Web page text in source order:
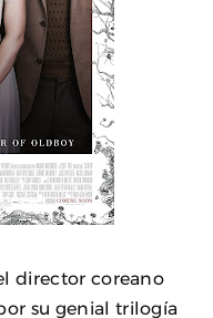
director coreano
su genial trilogía